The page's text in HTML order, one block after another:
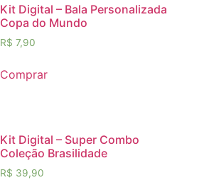
Kit Digital – Bala Personalizada
Copa do Mundo
R$ 7,90
Comprar
Kit Digital – Super Combo
Coleção Brasilidade
R$ 39,90